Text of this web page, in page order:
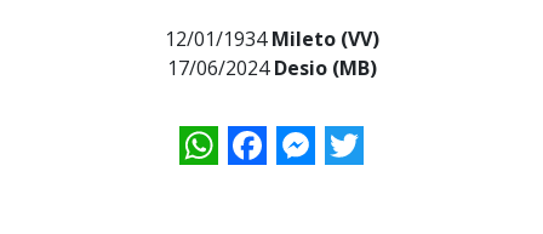
12/01/1934Mileto (VV)
17/06/2024Desio (MB)
WhatsAppFacebookMessenger
Twitter